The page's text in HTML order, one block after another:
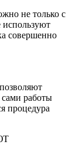
не только с
совершенно
сами работы
процедура